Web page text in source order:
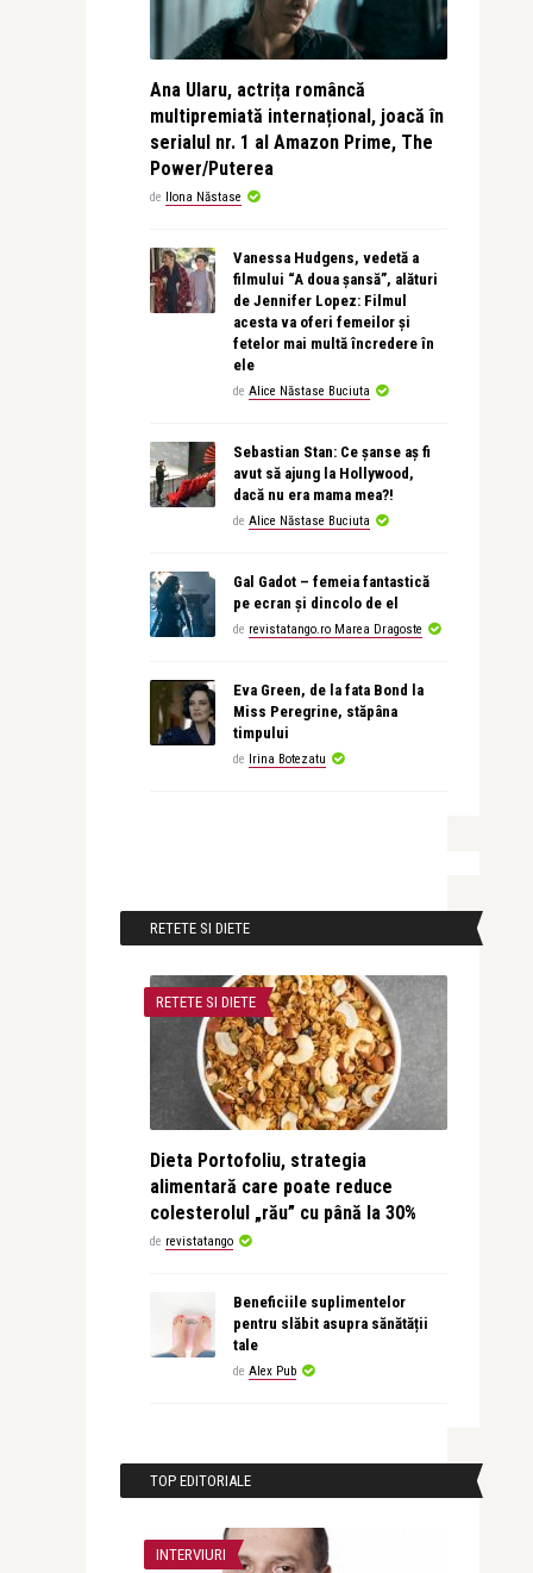
Ana Ularu, actrița româncă
multipremiată internațional, joacă în
serialul nr. 1 al Amazon Prime, The
Power/Puterea
de Ilona Năstase
Vanessa Hudgens, vedetă a
filmului “A doua șansă”, alături
de Jennifer Lopez: Filmul
acesta va oferi femeilor și
fetelor mai multă încredere în
ele
de Alice Năstase Buciuta
Sebastian Stan: Ce șanse aș fi
avut să ajung la Hollywood,
dacă nu era mama mea?!
de Alice Năstase Buciuta
Gal Gadot – femeia fantastică
pe ecran și dincolo de el
de revistatango.ro Marea Dragoste
Eva Green, de la fata Bond la
Miss Peregrine, stăpâna
timpului
de Irina Botezatu
RETETE SI DIETE
RETETE SI DIETE
Dieta Portofoliu, strategia
alimentară care poate reduce
colesterolul „rău” cu până la 30%
de revistatango
Beneficiile suplimentelor
pentru slăbit asupra sănătății
tale
de Alex Pub
TOP EDITORIALE
INTERVIURI